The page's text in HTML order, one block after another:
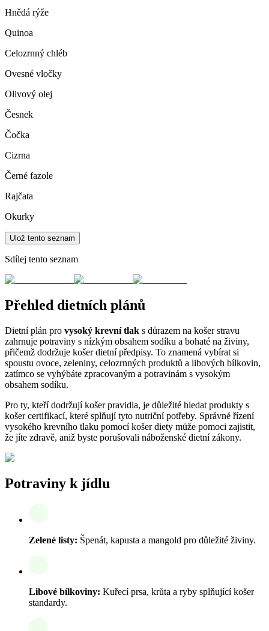
Hnědá rýže
Quinoa
Celozrnný chléb
Ovesné vločky
Olivový olej
Česnek
Čočka
Cizrna
Černé fazole
Rajčata
Okurky
Ulož tento seznam
Sdílej tento seznam
Přehled dietních plánů
Dietní plán pro vysoký krevní tlak s důrazem na košer stravu
zahrnuje potraviny s nízkým obsahem sodíku a bohaté na živiny,
přičemž dodržuje košer dietní předpisy. To znamená vybírat si
spoustu ovoce, zeleniny, celozrnných produktů a libových bílkovin,
zatímco se vyhýbáte zpracovaným a potravinám s vysokým
obsahem sodíku.
Pro ty, kteří dodržují košer pravidla, je důležité hledat produkty s
košer certifikací, které splňují tyto nutriční potřeby. Správné řízení
vysokého krevního tlaku pomocí košer diety může pomoci zajistit,
že jíte zdravě, aniž byste porušovali náboženské dietní zákony.
Potraviny k jídlu
Zelené listy: Špenát, kapusta a mangold pro důležité živiny.
Libové bílkoviny: Kuřecí prsa, krůta a ryby splňující košer
standardy.